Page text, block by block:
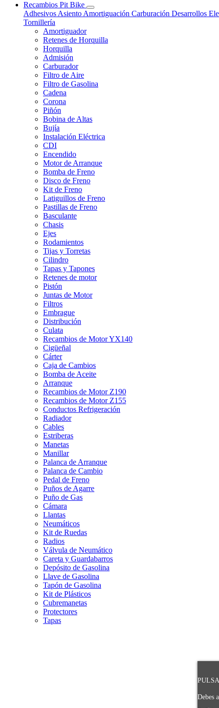
Recambios Pit Bike
Adhesivos Asiento Amortiguación Carburación Desarrollos
Tornillería
Amortiguador
Retenes de Horquilla
Horquilla
Admisión
Carburador
Filtro de Aire
Filtro de Gasolina
Cadena
Corona
Piñón
Bobina de Altas
Bujía
Instalación Eléctrica
CDI
Encendido
Motor de Arranque
Bomba de Freno
Disco de Freno
Kit de Freno
Latiguillos de Freno
Pastillas de Freno
Basculante
Chasis
Ejes
Rodamientos
Tijas y Torretas
Cilindro
Tapas y Tapones
Retenes de motor
Pistón
Juntas de Motor
Filtros
Embrague
Distribución
Culata
Recambios de Motor YX140
Cigüeñal
Cárter
Caja de Cambios
Bomba de Aceite
Arranque
Recambios de Motor Z190
Recambios de Motor Z155
Conductos Refrigeración
Radiador
Cables
Estriberas
Manetas
Manillar
Palanca de Arranque
Palanca de Cambio
Pedal de Freno
Puños de Agarre
Puño de Gas
Cámara
Llantas
Neumáticos
Kit de Ruedas
Radios
Válvula de Neumático
Careta y Guardabarros
Depósito de Gasolina
Llave de Gasolina
Tapón de Gasolina
Kit de Plásticos
Cubremanetas
Protectores
Tapas
Debes